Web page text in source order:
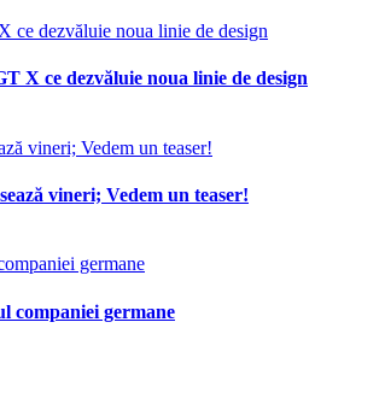
X ce dezvăluie noua linie de design
vineri; Vedem un teaser!
companiei germane